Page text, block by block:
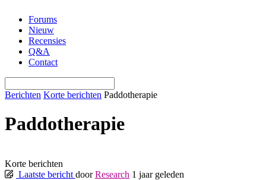
naar
inhoud
Forums
Nieuw
Recensies
Q&A
Contact
Berichten Korte berichten Paddotherapie
Paddotherapie
Korte berichten
Laatste bericht door Research 1 jaar geleden